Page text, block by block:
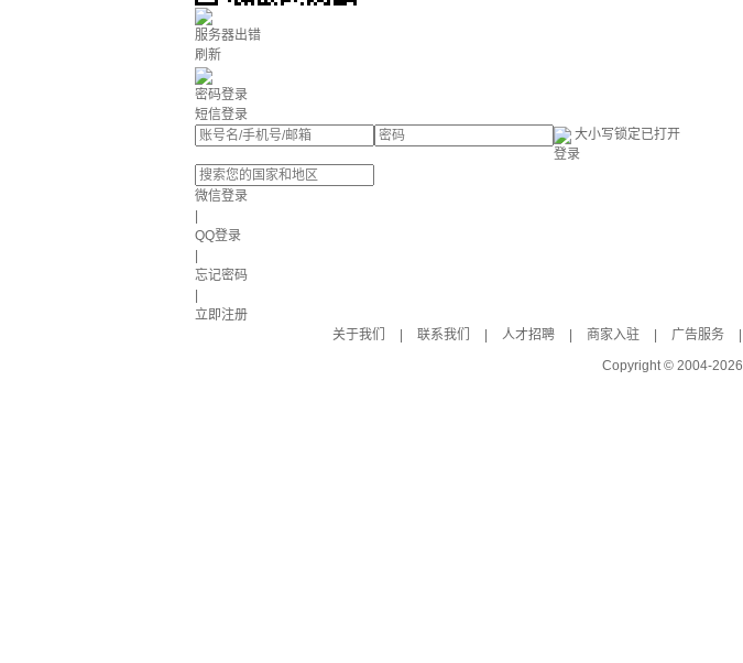
服务器出错
刷新
密码登录
短信登录
大小写锁定已打开
登录
微信登录
QQ登录
忘记密码
立即注册
关于我们
联系我们 人才招聘 商家入驻 广告服务
Copyright © 2004-2026